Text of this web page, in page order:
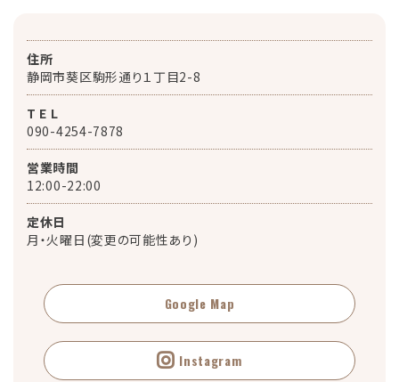
住所
静岡市葵区駒形通り１丁目2-8
T E L
090-4254-7878
営業時間
12:00-22:00
定休日
月・火曜日(変更の可能性あり)
Google Map
Instagram